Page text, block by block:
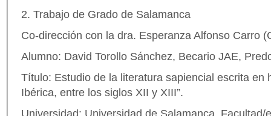
2. Trabajo de Grado de Salamanca
Co-dirección con la dra. Esperanza Alfonso Carro
Alumno: David Torollo Sánchez, Becario JAE,
Título: Estudio de la literatura sapiencial escrita en
Ibérica, entre los siglos XII y XIII”.
Universidad: Universidad de Salamanca, Facultad/